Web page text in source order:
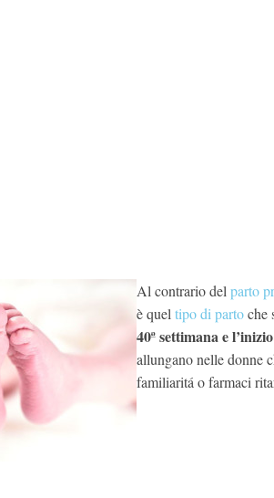
Al contrario del parto
è quel tipo di partoche
40ª settimana e
allungano nelle donne
familiaritá o farmaci